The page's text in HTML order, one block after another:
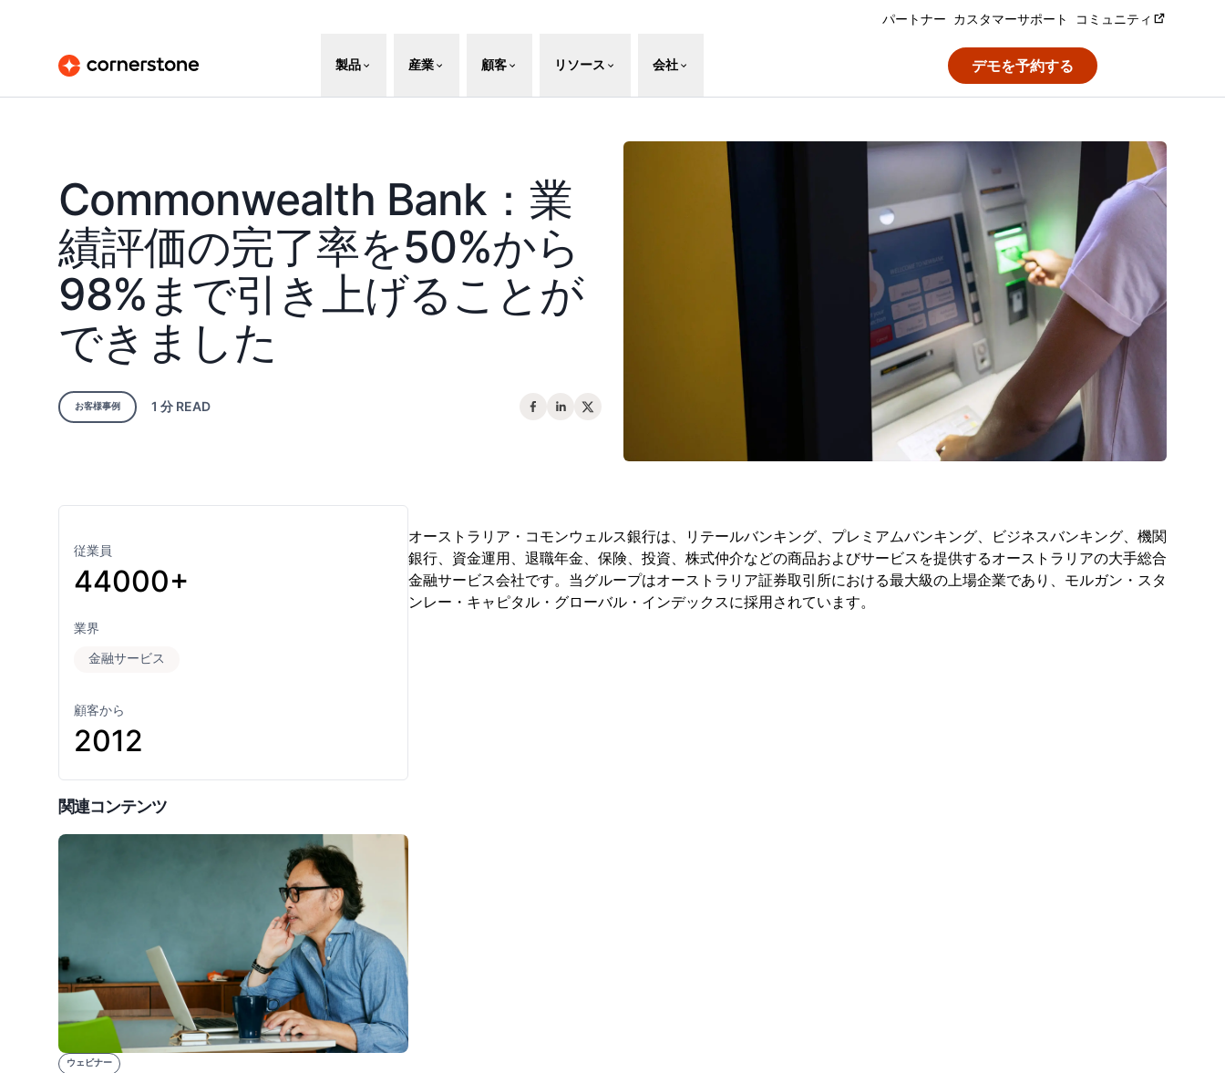
パートナー カスタマーサポート コミュニティ
製品 産業 顧客 リソース 会社 デモを予約する
Commonwealth Bank：業
績評価の完了率を50%から
98%まで引き上げることが
できました
お客様事例 1 分 READ
従業員
44000+
業界
金融サービス
顧客から
2012
関連コンテンツ
ウェビナー
オーストラリア・コモンウェルス銀行は、リテールバンキング、プレミアムバンキング、ビジネスバンキング、機関
銀行、資金運用、退職年金、保険、投資、株式仲介などの商品およびサービスを提供するオーストラリアの大手総合
金融サービス会社です。当グループはオーストラリア証券取引所における最大級の上場企業であり、モルガン・スタ
ンレー・キャピタル・グローバル・インデックスに採用されています。